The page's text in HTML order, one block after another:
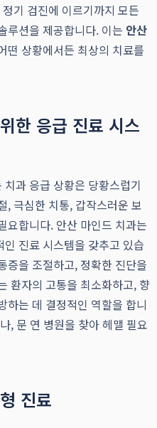
기 검진에 이르기까지 모든
루션을 제공합니다. 이는 안산
떤 상황에서든 최상의 치료를
한 응급 진료 시스
과 응급 상황은 당황스럽기
, 극심한 치통, 갑작스러운 보
요합니다. 안산 마인드 치과는
진료 시스템을 갖추고 있습
증을 조절하고, 정확한 진단을
환자의 고통을 최소화하고, 향
하는 데 결정적인 역할을 합니
, 문 연 병원을 찾아 헤맬 필요
진료